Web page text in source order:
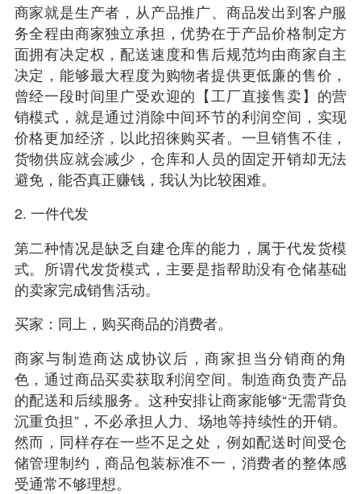
商家就是生产者，从产品推广、商品发出到客户服
务全程由商家独立承担，优势在于产品价格制定方
面拥有决定权，配送速度和售后规范均由商家自主
决定，能够最大程度为购物者提供更低廉的售价，
曾经一段时间里广受欢迎的【工厂直接售卖】的营
销模式，就是通过消除中间环节的利润空间，实现
价格更加经济，以此招徕购买者。一旦销售不佳，
货物供应就会减少，仓库和人员的固定开销却无法
避免，能否真正赚钱，我认为比较困难。
2. 一件代发
第二种情况是缺乏自建仓库的能力，属于代发货模
式。所谓代发货模式，主要是指帮助没有仓储基础
的卖家完成销售活动。
买家：同上，购买商品的消费者。
商家与制造商达成协议后，商家担当分销商的角
色，通过商品买卖获取利润空间。制造商负责产品
的配送和后续服务。这种安排让商家能够“无需背负
沉重负担”，不必承担人力、场地等持续性的开销。
然而，同样存在一些不足之处，例如配送时间受仓
储管理制约，商品包装标准不一，消费者的整体感
受通常不够理想。